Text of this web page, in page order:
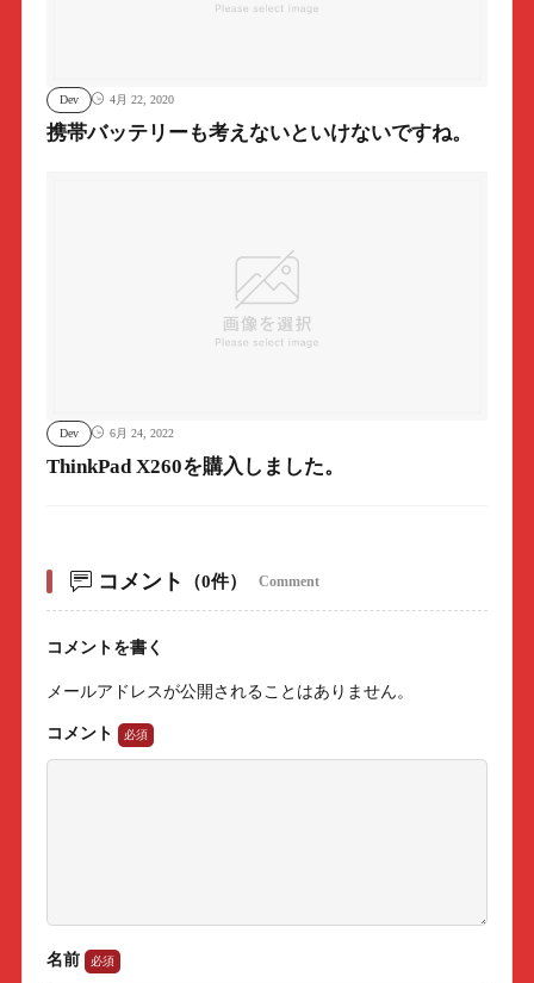
Dev 4月 22, 2020
携帯バッテリーも考えないといけないですね。
Dev 6月 24, 2022
ThinkPad X260を購入しました。
コメント （0件） Comment
コメントを書く
メールアドレスが公開されることはありません。
コメント
名前